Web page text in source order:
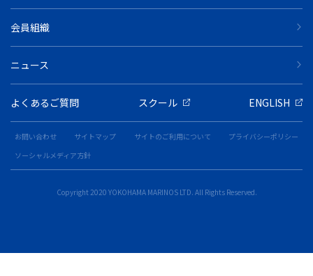
会員組織
ニュース
よくあるご質問 スクール ENGLISH
お問い合わせ サイトマップ サイトのご利用について
プライバシーポリシー
ソーシャルメディア方針
Copyright 2020 YOKOHAMA MARINOS LTD. All Rights Reserved.